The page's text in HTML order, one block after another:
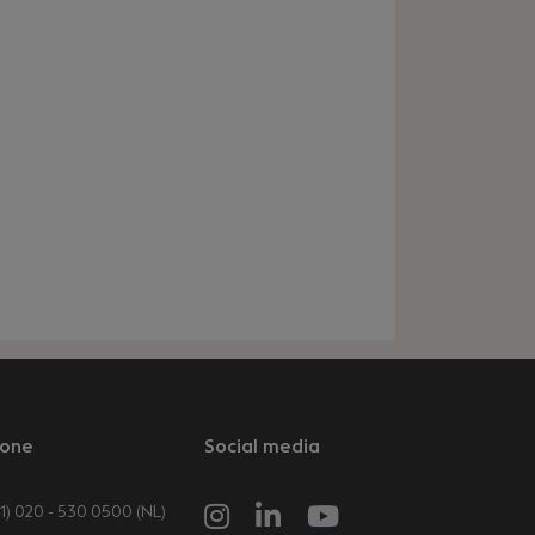
020 - 530 0500 (NL)
Social media